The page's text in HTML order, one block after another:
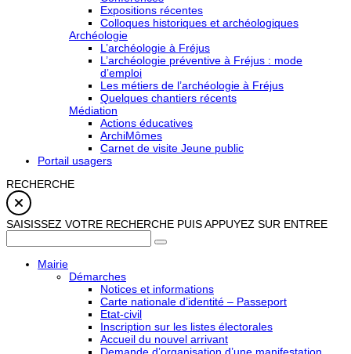
Expositions récentes
Colloques historiques et archéologiques
Archéologie
L’archéologie à Fréjus
L’archéologie préventive à Fréjus : mode
d’emploi
Les métiers de l’archéologie à Fréjus
Quelques chantiers récents
Médiation
Actions éducatives
ArchiMômes
Carnet de visite Jeune public
Portail usagers
RECHERCHE
SAISISSEZ VOTRE RECHERCHE PUIS APPUYEZ SUR ENTREE
Mairie
Démarches
Notices et informations
Carte nationale d’identité – Passeport
Etat-civil
Inscription sur les listes électorales
Accueil du nouvel arrivant